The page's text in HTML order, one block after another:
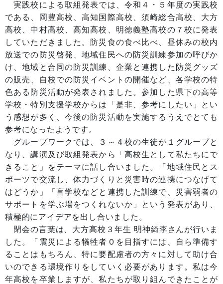
実践校による取組発表では、令和４・５年度の実践校
である、岡豊高校、高知国際高校、須崎総合高校、大方
高校、中村高校、高知高校、明徳義塾高校の７校に発表
していただきました。防災食の食べ比べ、昼休みの校内
放送での防災啓発、地域住民への防災訓練参加の呼びか
け、地域と合同の防災訓練、企業と連携した防災グッズ
の販売、自校での防災イベントの開催など、各学校の特
色ある防災活動が発表されました。参加した県下の高等
学校・特別支援学校からは「是非、参考にしたい」とい
う感想が多く、今後の防災活動を実施するうえでとても
参考になったようです。
グループワークでは、３～４校の生徒が１グループと
なり、講演及び取組発表から「高校生として私たちにで
きること」をテーマに話し合いました。「地域住民とス
ポーツで交流し、体力づくりと災害時の連携につなげて
はどうか」「盲学校などと連携した訓練で、災害弱者の
サポートを学ぶ場をつくれないか」という発表があり、
積極的にアイデアを出し合いました。
閉会の言葉は、大方高校３年生 明神綺李さんが行いま
した。「震災による犠牲者０を目指すには、自ら準備す
ることはもちろん、特に要配慮者の方々に対して助け合
いのできる環境作りをしていく必要があります。私は今
年高校を卒業しますが、私たちが取り組んできたことが